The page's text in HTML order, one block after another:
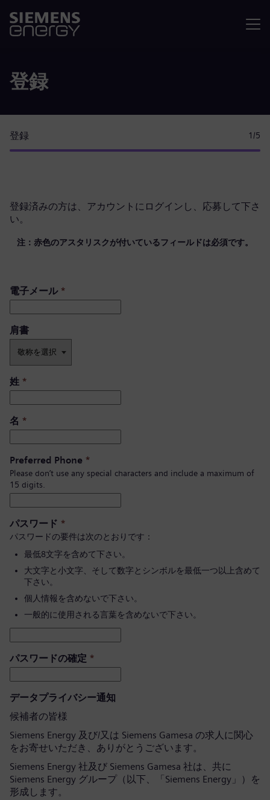
登録
登録 1 /5
登録済みの方は、 アカウントにログイン し、応募して下さ
い。
注：赤色のアスタリスクが付いているフィールドは必須です。
電子メール*
肩書 ​
姓 *
名 *
Preferred Phone *
Please don’t use any special characters and include a maximum of
15 digits.
パスワード *
パスワードの要件は次のとおりです：
最低8文字を含めて下さい。
大文字と小文字、そして数字とシンボルを最低一つ以上含めて
下さい。
個人情報を含めないで下さい。
一般的に使用される言葉を含めないで下さい。
パスワードの確定 *
データプライバシー通知
候補者の皆様
Siemens Energy 及び/又は Siemens Gamesa の求人に関心
をお寄せいただき、ありがとうございます。
Siemens Energy 社及び Siemens Gamesa 社は、共に
Siemens Energy グループ（以下、「Siemens Energy」）を
形成します。